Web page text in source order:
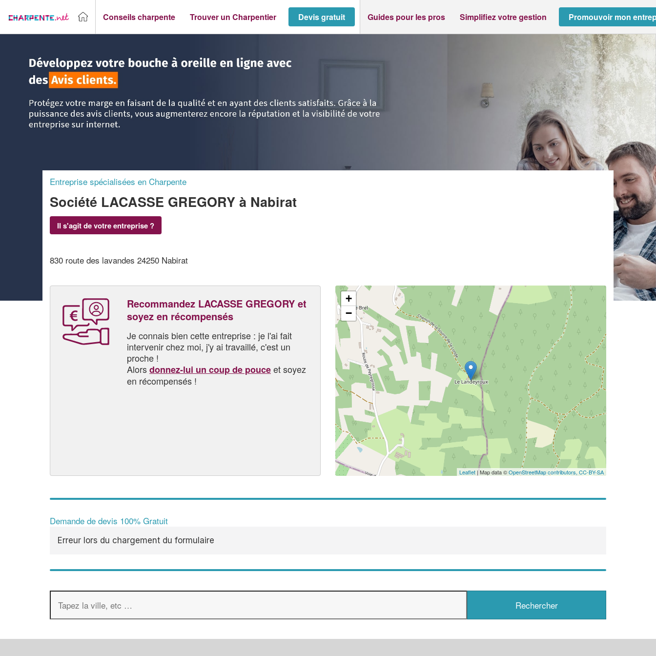
Conseils charpente Trouver un Charpentier Devis gratuit Guides pour les pros Simplifiez votre gestion Promouvoir mon
Entreprise spécialisées en Charpente
Société LACASSE GREGORY à Nabirat
Il s'agit de votre entreprise ?
830 route des lavandes 24250 Nabirat
Recommandez LACASSE GREGORY et
soyez en récompensés
Je connais bien cette entreprise : je l'ai fait
intervenir chez moi, j'y ai travaillé, c'est un
proche !
Alorsdonnez-lui un coup de pouceet soyez
en récompensés !
+
−
Leaflet | Map data ©OpenStreetMap contributors, CC-BY-SA
Demande de devis 100% Gratuit
Erreur lors du chargement du formulaire